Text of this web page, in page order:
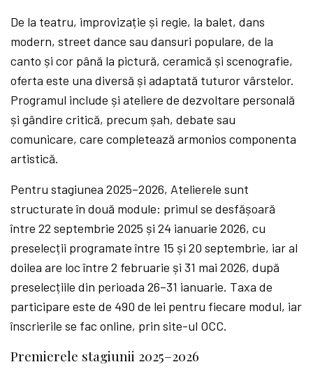
De la teatru, improvizație și regie, la balet, dans
modern, street dance sau dansuri populare, de la
canto și cor până la pictură, ceramică și scenografie,
oferta este una diversă și adaptată tuturor vârstelor.
Programul include și ateliere de dezvoltare personală
și gândire critică, precum șah, debate sau
comunicare, care completează armonios componenta
artistică.
Pentru stagiunea 2025–2026, Atelierele sunt
structurate în două module: primul se desfășoară
între 22 septembrie 2025 și 24 ianuarie 2026, cu
preselecții programate între 15 și 20 septembrie, iar al
doilea are loc între 2 februarie și 31 mai 2026, după
preselecțiile din perioada 26–31 ianuarie. Taxa de
participare este de 490 de lei pentru fiecare modul, iar
înscrierile se fac online, prin site-ul OCC.
Premierele stagiunii 2025–2026